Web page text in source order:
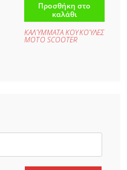
Προσθήκη στο
καλάθι
ΚΑΛΎΜΜΑΤΑ ΚΟΥΚΟΎΛΕΣ
ΜΟΤΟ SCOOTER